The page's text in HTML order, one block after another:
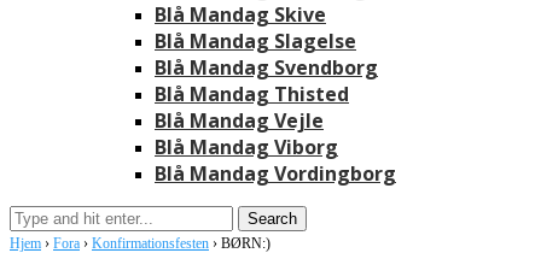
Blå Mandag Skive
Blå Mandag Slagelse
Blå Mandag Svendborg
Blå Mandag Thisted
Blå Mandag Vejle
Blå Mandag Viborg
Blå Mandag Vordingborg
Hjem › Fora › Konfirmationsfesten › BØRN:)